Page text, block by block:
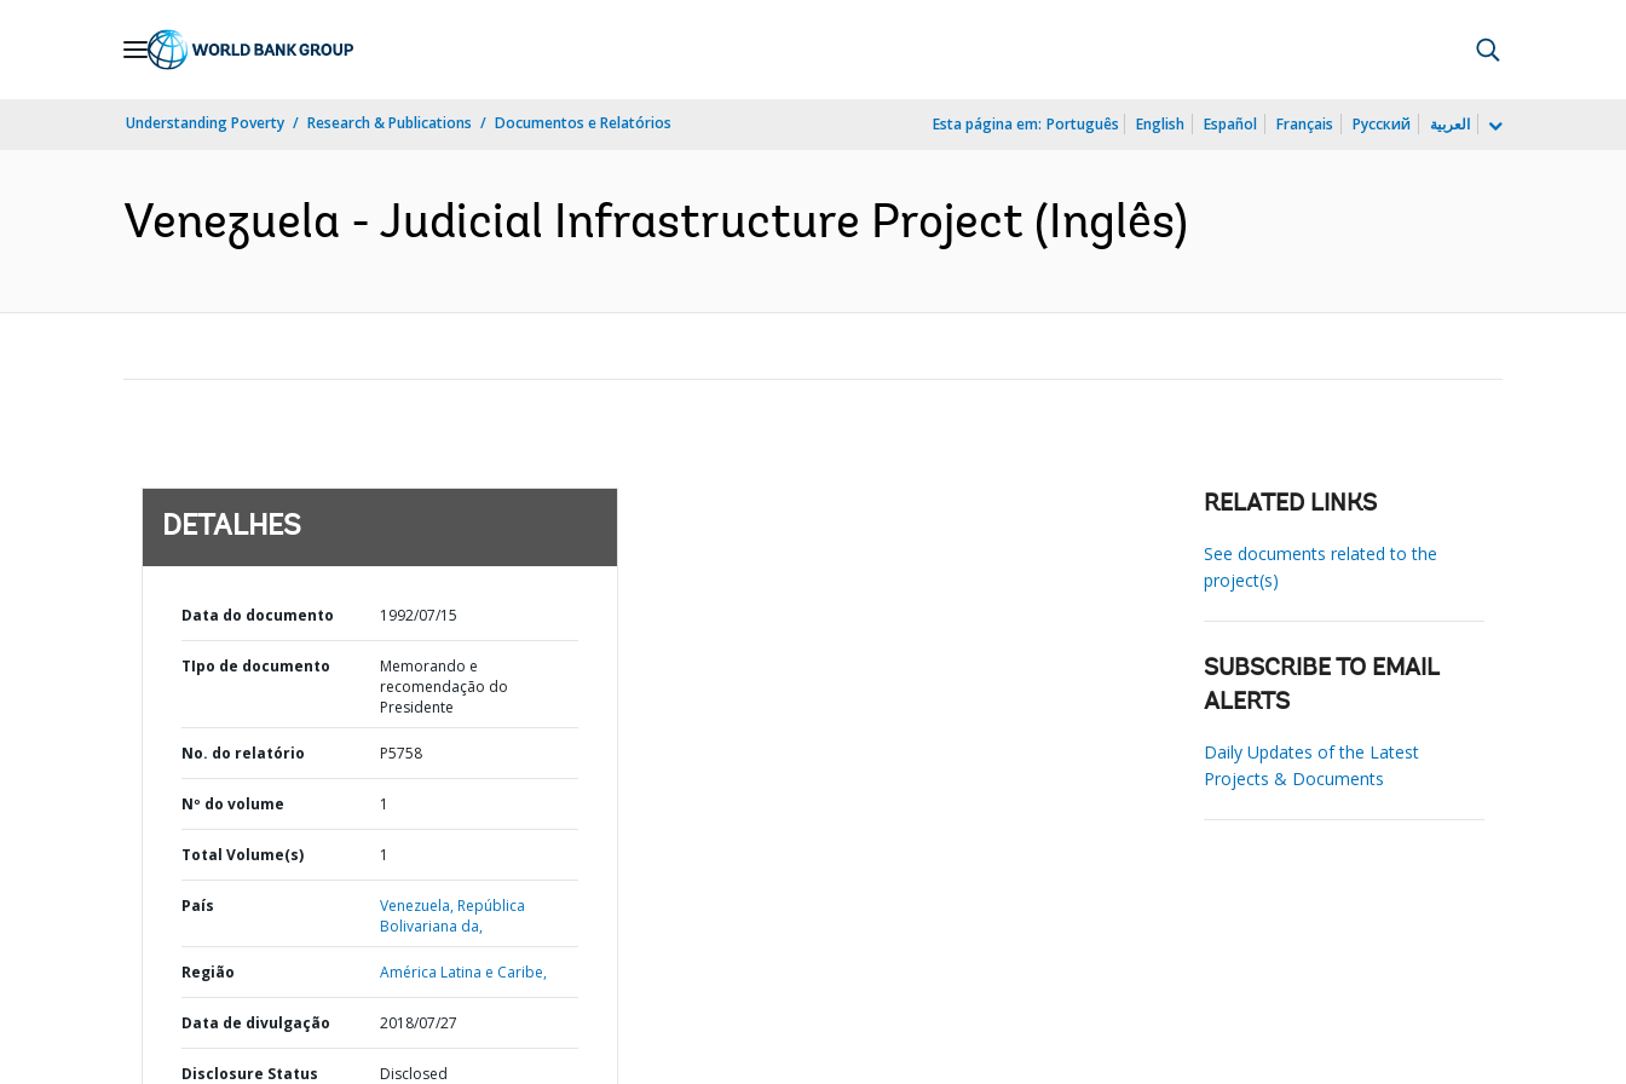
Understanding Poverty Research & Publications Documentos e Relatórios Esta página em: Português English Español Français Русский العربية
Venezuela - Judicial Infrastructure Project (Inglês)
DETALHES
Data do documento 1992/07/15
TIpo de documento
Memorando e
recomendação do
Presidente
No. do relatório P5758
Nº do volume 1
Total Volume(s) 1
País Venezuela,República
Bolivariana da,
Região América Latina e Caribe,
Data de divulgação 2018/07/27
Disclosure Status Disclosed
RELATED LINKS
See documents related to the
project(s)
SUBSCRIBE TO EMAIL
ALERTS
Daily Updates of the Latest
Projects & Documents